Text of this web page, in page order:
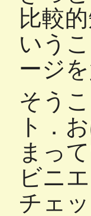
比較
いう
ージ
そう
ト．
まっ
ビニ
チェ